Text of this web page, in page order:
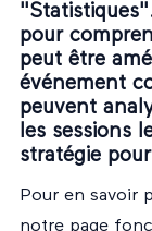
pour
peut être
événement
peuvent
les sessions
stratégie
Pour en savoir
notre page